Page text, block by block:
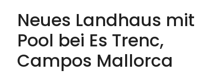
Neues Landhaus mit
Pool bei Es Trenc,
Campos Mallorca